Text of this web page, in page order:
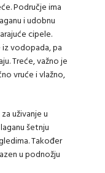
Područje ima
i udobnu
cipele.
vodopada, pa
Treće, važno je
vruće i vlažno,
uživanje u
šetnju
Također
u podnožju